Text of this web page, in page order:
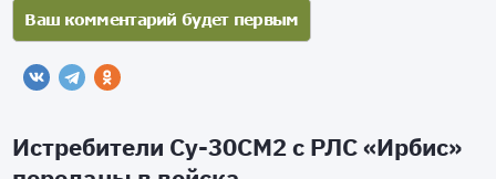
Истребители Су-30СМ2 с РЛС «Ирбис»